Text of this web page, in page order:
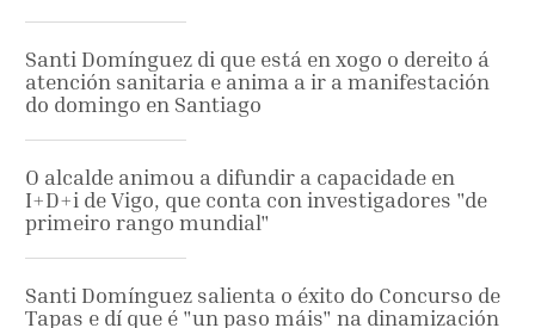
Santi Domínguez di que está en xogo o dereito á
atención sanitaria e anima a ir a manifestación
do domingo en Santiago
O alcalde animou a difundir a capacidade en
I+D+i de Vigo, que conta con investigadores "de
primeiro rango mundial"
Santi Domínguez salienta o éxito do Concurso de
Tapas e dí que é "un paso máis" na dinamización